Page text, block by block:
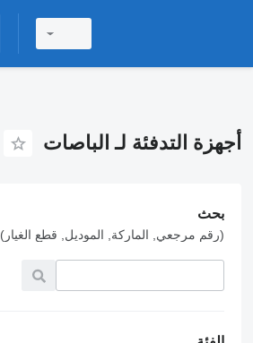
أجهزة التدفئة لـ الباصات
بحث
(رقم مرجعي, الماركة, الموديل, قطع الغيار)